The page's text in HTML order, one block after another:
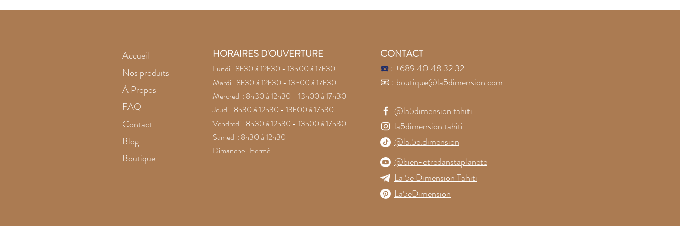
Accueil
Nos produits
À Propos
FAQ
Contact
Blog
Boutique
HORAIRES D'OUVERTURE
Lundi : 8h30 à 12h30 - 13h00 à 17h30
Mardi : 8h30 à 12h30 - 13h00 à 17h30
Mercredi : 8h30 à 12h30 - 13h00 à 17h30
Jeudi : 8h30 à 12h30 - 13h00 à 17h30
Vendredi : 8h30 à 12h30 - 13h00 à 17h30
Samedi : 8h30 à 12h30
Dimanche : Fermé
CONTACT
☎️: +689 40 48 32 32
📧 : boutique@la5dimension.com
@la5dimension.tahiti
la5dimension.tahiti
@la.5e.dimension
@bien-etredanstaplanete
La 5e Dimension Tahiti
La5eDimension